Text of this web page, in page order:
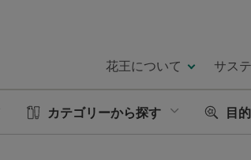
花王について サス
カテゴリーから探す 目